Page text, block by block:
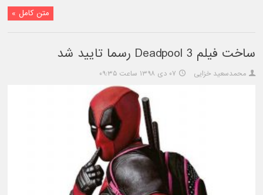
متن کامل »
ساخت فیلم Deadpool 3 رسما تایید شد
محمدسعید خزایی ۰۷ دی ۱۳۹۸ ساعت ۰۹:۳۵